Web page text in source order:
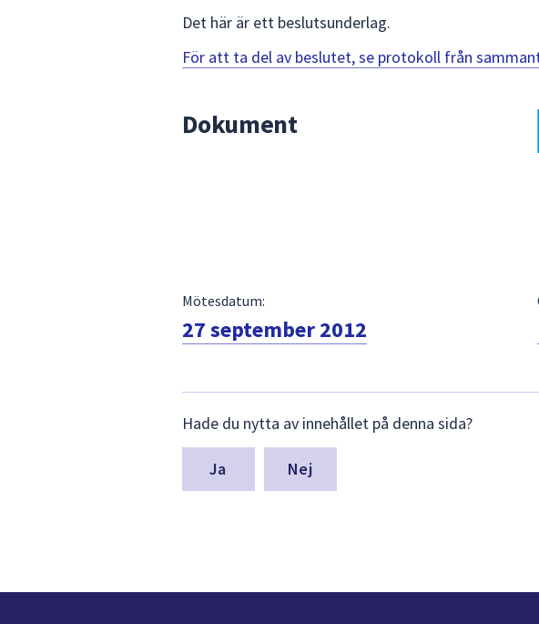
och
för
något
Det här är ett beslutsunderlag.
För att ta del av beslutet, se protokoll från
Dokument
Mötesdatum:
27 september 2012
synpunkter
för
denna
Hade du nytta av innehållet på denna sida?
Nej